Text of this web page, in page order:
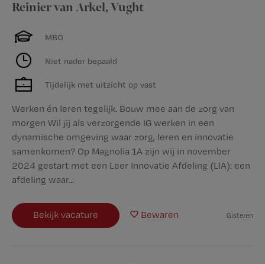
Reinier van Arkel, Vught
MBO
Niet nader bepaald
Tijdelijk met uitzicht op vast
Werken én leren tegelijk. Bouw mee aan de zorg van
morgen Wil jij als verzorgende IG werken in een
dynamische omgeving waar zorg, leren en innovatie
samenkomen? Op Magnolia 1A zijn wij in november
2024 gestart met een Leer Innovatie Afdeling (LIA): een
afdeling waar...
Bekijk vacature Bewaren Gisteren